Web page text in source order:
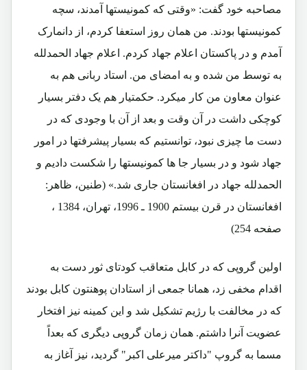
مصاحبه خود گفت: «وقتی که کمونیستها آمدند، سچه
کمونیستها بودند. من همان روز استعفا کردم، از دانمارک
آمدم و در پاکستان اعلام جهاد کردم. اعلام جهاد الحمدلله
به توسط من شده و به امضای من. استاد ربانی هم به
عنوان معاون من کار میکرد. حکمتیار هم یک دفتر بسیار
کوچکی داشت در آن وقت و بعد از آن با وجودی که در
دست ما چیزی نبود، توانستیم که بسیار پیشرفتها در امور
جهاد شود و در بسیار جا ها کمونیستها را شکست دادیم و
الحمدلله جهاد در افغانستان جاری شد.» (طنین، ظاهر:
افغانستان در قرن بیستم 1900 ـ 1996، تهران، 1384 ،
صفحه 254)
اولین گروپی که در کابل متعاقب کودتای ثور دست به
اقدام مخفی زد، همانا جمعی از استادان پوهنتون کابل بودند
که در مخالفت با رژیم تشکیل شد و این کمینه نیز افتخار
عضویت آنرا داشتم. همان زمان گروپی دیگری که بعداً
مسما به گروپ "داکتر میرعلی اکبر" گردید، نیز آغاز به